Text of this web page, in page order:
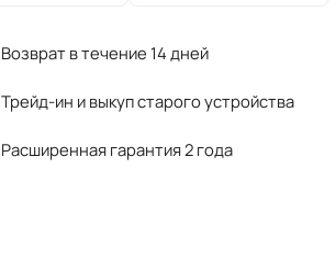
Возврат в течение 14 дней
Трейд-ин и выкуп старого устройства
Расширенная гарантия 2 года